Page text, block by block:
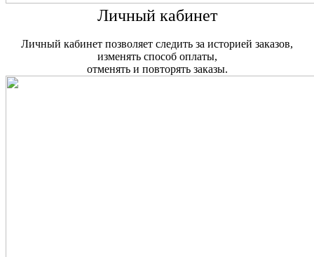
Личный кабинет
Личный кабинет позволяет следить за историей заказов,
изменять способ оплаты,
отменять и повторять заказы.